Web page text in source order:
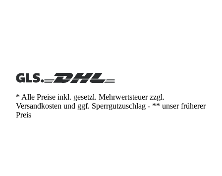
* Alle Preise inkl. gesetzl. Mehrwertsteuer zzgl.
Versandkosten und ggf. Sperrgutzuschlag - ** unser früherer
Preis